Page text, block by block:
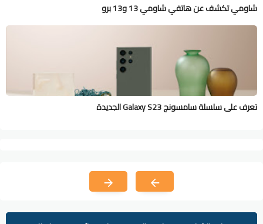
شاومي تكشف عن هاتفي شاومي 13 و13 برو
تعرف على سلسلة سامسونج Galaxy S23 الجديدة